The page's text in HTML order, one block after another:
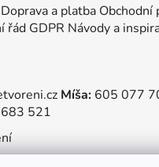
Doprava a platba Obchodní
řád GDPR Návody a
Míša: 605 077
521